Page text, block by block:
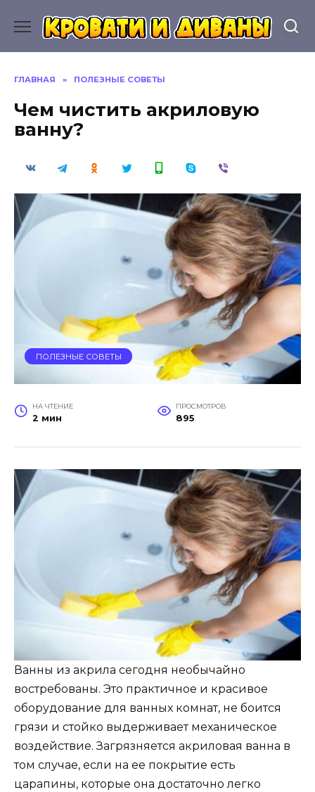
содержанию
ГЛАВНАЯ » ПОЛЕЗНЫЕ СОВЕТЫ
Чем чистить акриловую
ванну?
ПОЛЕЗНЫЕ СОВЕТЫ
НА ЧТЕНИЕ
2 мин
ПРОСМОТРОВ
895
Ванны из акрила сегодня необычайно
востребованы. Это практичное и красивое
оборудование для ванных комнат, не боится
грязи и стойко выдерживает механическое
воздействие. Загрязняется акриловая ванна в
том случае, если на ее покрытие есть
царапины, которые она достаточно легко